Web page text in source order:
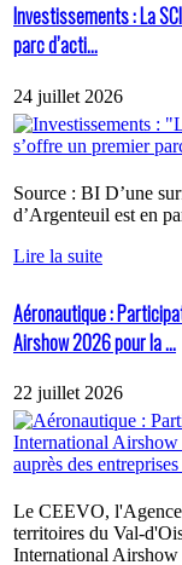
Investissements : La
parc d’acti...
24 juillet 2026
Source : BI D’une
d’Argenteuil est en
Lire la suite
Aéronautique :
Airshow 2026 pour la ...
22 juillet 2026
Le CEEVO,
territoires du Val-
International